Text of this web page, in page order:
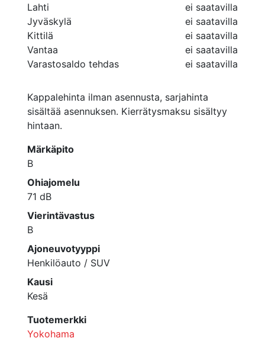
Kappalehinta ilman asennusta, sarjahinta
sisältää asennuksen. Kierrätysmaksu sisältyy
hintaan.
Märkäpito
B
Ohiajomelu
71 dB
Vierintävastus
B
Ajoneuvotyyppi
Henkilöauto / SUV
Kausi
Kesä
Tuotemerkki
Yokohama
Lahti
ei saatavilla
Jyväskylä
ei saatavilla
Kittilä
ei saatavilla
Vantaa
ei saatavilla
Varastosaldo tehdas
ei saatavilla